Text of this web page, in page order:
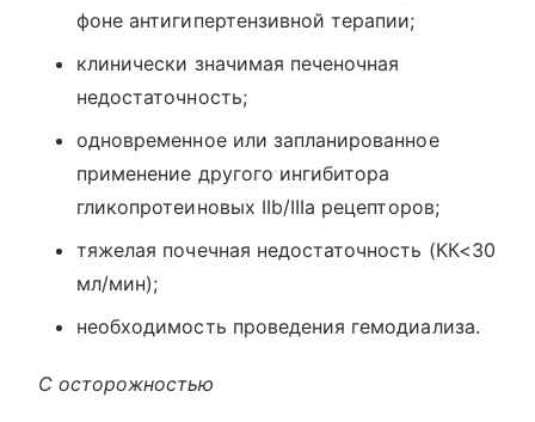
фоне антигипертензивной терапии;
клинически значимая печеночная
недостаточность;
одновременное или запланированное
применение другого ингибитора
гликопротеиновых IIb/IIIa рецепторов;
тяжелая почечная недостаточность (КК<30
мл/мин);
необходимость проведения гемодиализа.
С осторожностью